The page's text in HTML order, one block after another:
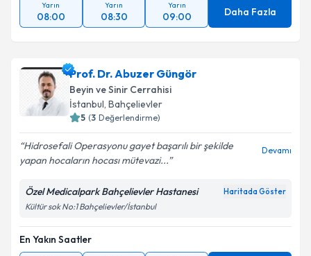
Yarın
08:00
Yarın
08:30
Yarın
09:00 Daha Fazla
Prof. Dr. Abuzer Güngör
Beyin ve Sinir Cerrahisi
İstanbul, Bahçelievler
5 (3 Değerlendirme)
Hidrosefali Operasyonu gayet başarılı bir şekilde
yapan hocaların hocası mütevazi...
Devamı
Özel Medicalpark Bahçelievler Hastanesi Haritada Göster
Kültür sok No:1 Bahçelievler/İstanbul
En Yakın Saatler